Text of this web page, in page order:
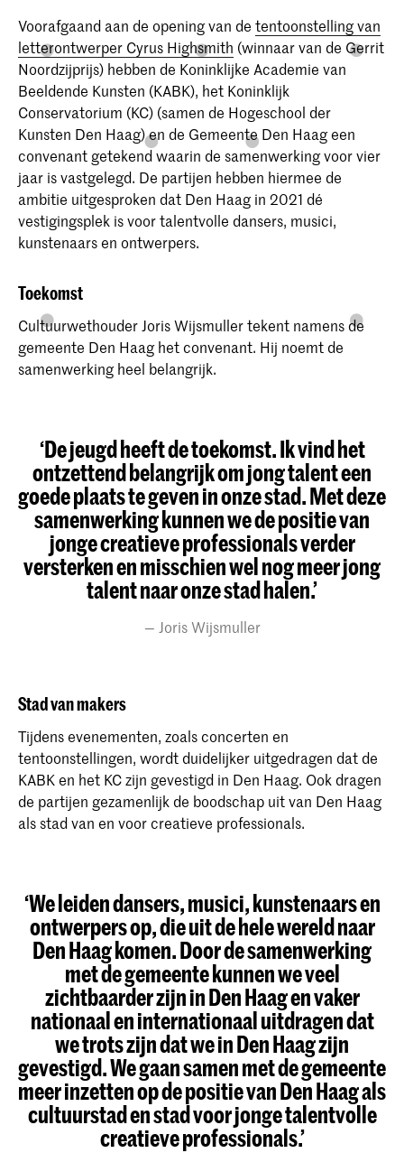
Voorafgaand aan de opening van de tentoonstelling van
letterontwerper Cyrus Highsmith (winnaar van de Gerrit
Noordzijprijs) hebben de Koninklijke Academie van
Beeldende Kunsten (KABK), het Koninklijk
Conservatorium (KC) (samen de Hogeschool der
Kunsten Den Haag) en de Gemeente Den Haag een
convenant getekend waarin de samenwerking voor vier
jaar is vastgelegd. De partijen hebben hiermee de
ambitie uitgesproken dat Den Haag in 2021 dé
vestigingsplek is voor talentvolle dansers, musici,
kunstenaars en ontwerpers.
Toekomst
Cultuurwethouder Joris Wijsmuller tekent namens de
gemeente Den Haag het convenant. Hij noemt de
samenwerking heel belangrijk.
‘De jeugd heeft de toekomst. Ik vind het
ontzettend belangrijk om jong talent een
goede plaats te geven in onze stad. Met deze
samenwerking kunnen we de positie van
jonge creatieve professionals verder
versterken en misschien wel nog meer jong
talent naar onze stad halen.’
Joris Wijsmuller
Stad van makers
Tijdens evenementen, zoals concerten en
tentoonstellingen, wordt duidelijker uitgedragen dat de
KABK en het KC zijn gevestigd in Den Haag. Ook dragen
de partijen gezamenlijk de boodschap uit van Den Haag
als stad van en voor creatieve professionals.
‘We leiden dansers, musici, kunstenaars en
ontwerpers op, die uit de hele wereld naar
Den Haag komen. Door de samenwerking
met de gemeente kunnen we veel
zichtbaarder zijn in Den Haag en vaker
nationaal en internationaal uitdragen dat
we trots zijn dat we in Den Haag zijn
gevestigd. We gaan samen met de gemeente
meer inzetten op de positie van Den Haag als
cultuurstad en stad voor jonge talentvolle
creatieve professionals.’